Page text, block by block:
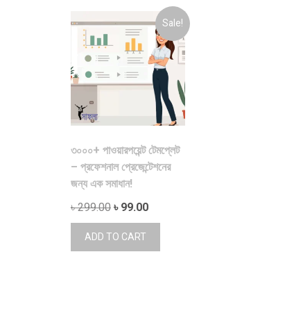
Sale!
৩০০০+ পাওয়ারপয়েন্ট টেমপ্লেট
– প্রফেশনাল প্রেজেন্টেশনের
জন্য এক সমাধান!
৳299.00 Original
price
৳ 99.00Current
price
ADD TO CART